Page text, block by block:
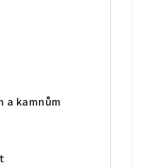
a kamnům